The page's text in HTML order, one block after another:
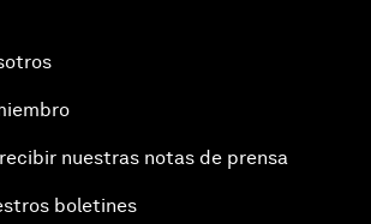
nuestras notas de prensa
boletines